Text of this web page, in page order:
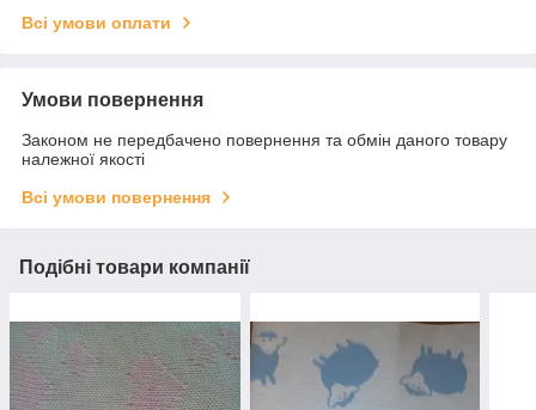
Всі умови оплати
Умови повернення
Законом не передбачено повернення та обмін даного товару
належної якості
Всі умови повернення
Подібні товари компанії